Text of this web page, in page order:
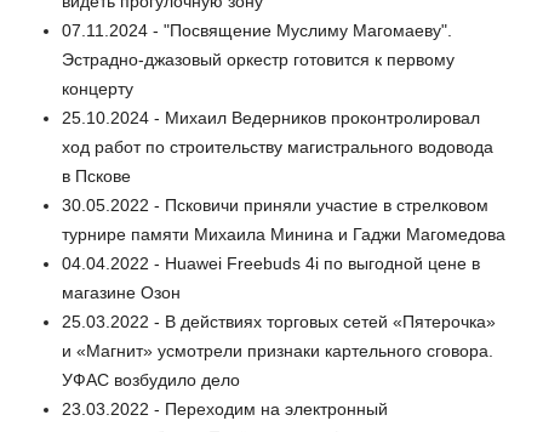
07.11.2024 - "Посвящение Муслиму Магомаеву".
Эстрадно-джазовый оркестр готовится к первому
концерту
25.10.2024 - Михаил Ведерников проконтролировал
ход работ по строительству магистрального водовода
в Пскове
30.05.2022 - Псковичи приняли участие в стрелковом
турнире памяти Михаила Минина и Гаджи Магомедова
04.04.2022 - Huawei Freebuds 4i по выгодной цене в
магазине Озон
25.03.2022 - В действиях торговых сетей «Пятерочка»
и «Магнит» усмотрели признаки картельного сговора.
УФАС возбудило дело
23.03.2022 - Переходим на электронный